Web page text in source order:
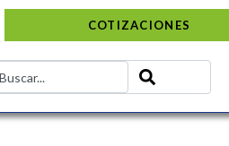
COTIZACIONES